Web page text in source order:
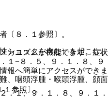
〔８．１参照〕。
ニズムが機能できず、症
１、９．１．８、９．１
ョックを含む）を起こし
１−８．５、９．１．８、９
咽頭浮腫・喉頭浮腫、顔
参照〕。
報へ簡単にアクセスができま